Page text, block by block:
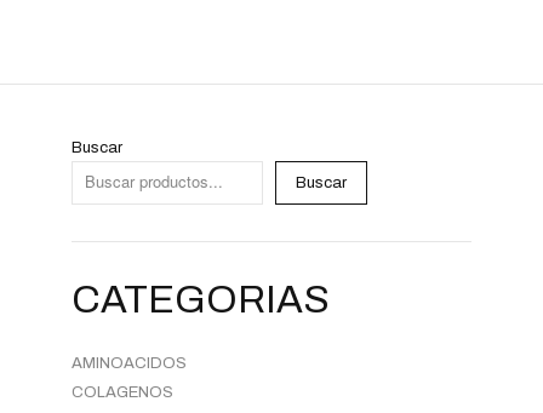
Buscar
Buscar
CATEGORIAS
AMINOACIDOS
COLAGENOS